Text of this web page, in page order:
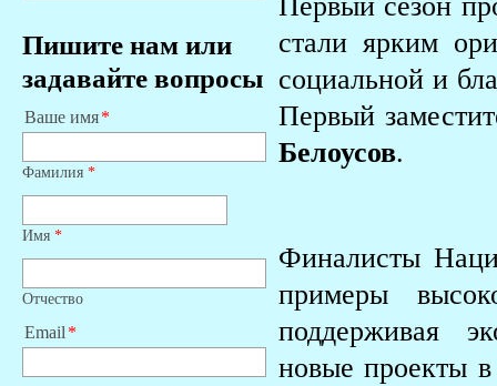
Пишите нам или
задавайте вопросы
Ваше имя
Фамилия *
Имя *
Отчество
Email
Первый сезон
стали ярким
социальной и
Первый
Белоусов.
Финалисты
примеры
поддерживая
новые проекты